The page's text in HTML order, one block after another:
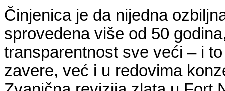
Činjenica je da nijedna
sprovedena više od 50
transparentnost sve veći – i
zavere, već i u redovima